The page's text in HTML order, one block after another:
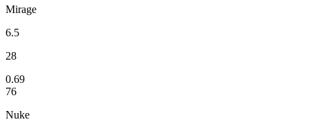
Mirage
6.5
28
0.69
76
Nuke